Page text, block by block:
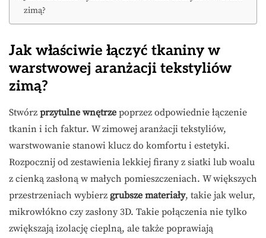
zimą?
Jak właściwie łączyć tkaniny w
warstwowej aranżacji tekstyliów
zimą?
Stwórz przytulne wnętrze poprzez odpowiednie łączenie
tkanin i ich faktur. W zimowej aranżacji tekstyliów,
warstwowanie stanowi klucz do komfortu i estetyki.
Rozpocznij od zestawienia lekkiej firany z siatki lub woalu
z cienką zasłoną w małych pomieszczeniach. W większych
przestrzeniach wybierz grubsze materiały, takie jak welur,
mikrowłókno czy zasłony 3D. Takie połączenia nie tylko
zwiększają izolację cieplną, ale także poprawiają